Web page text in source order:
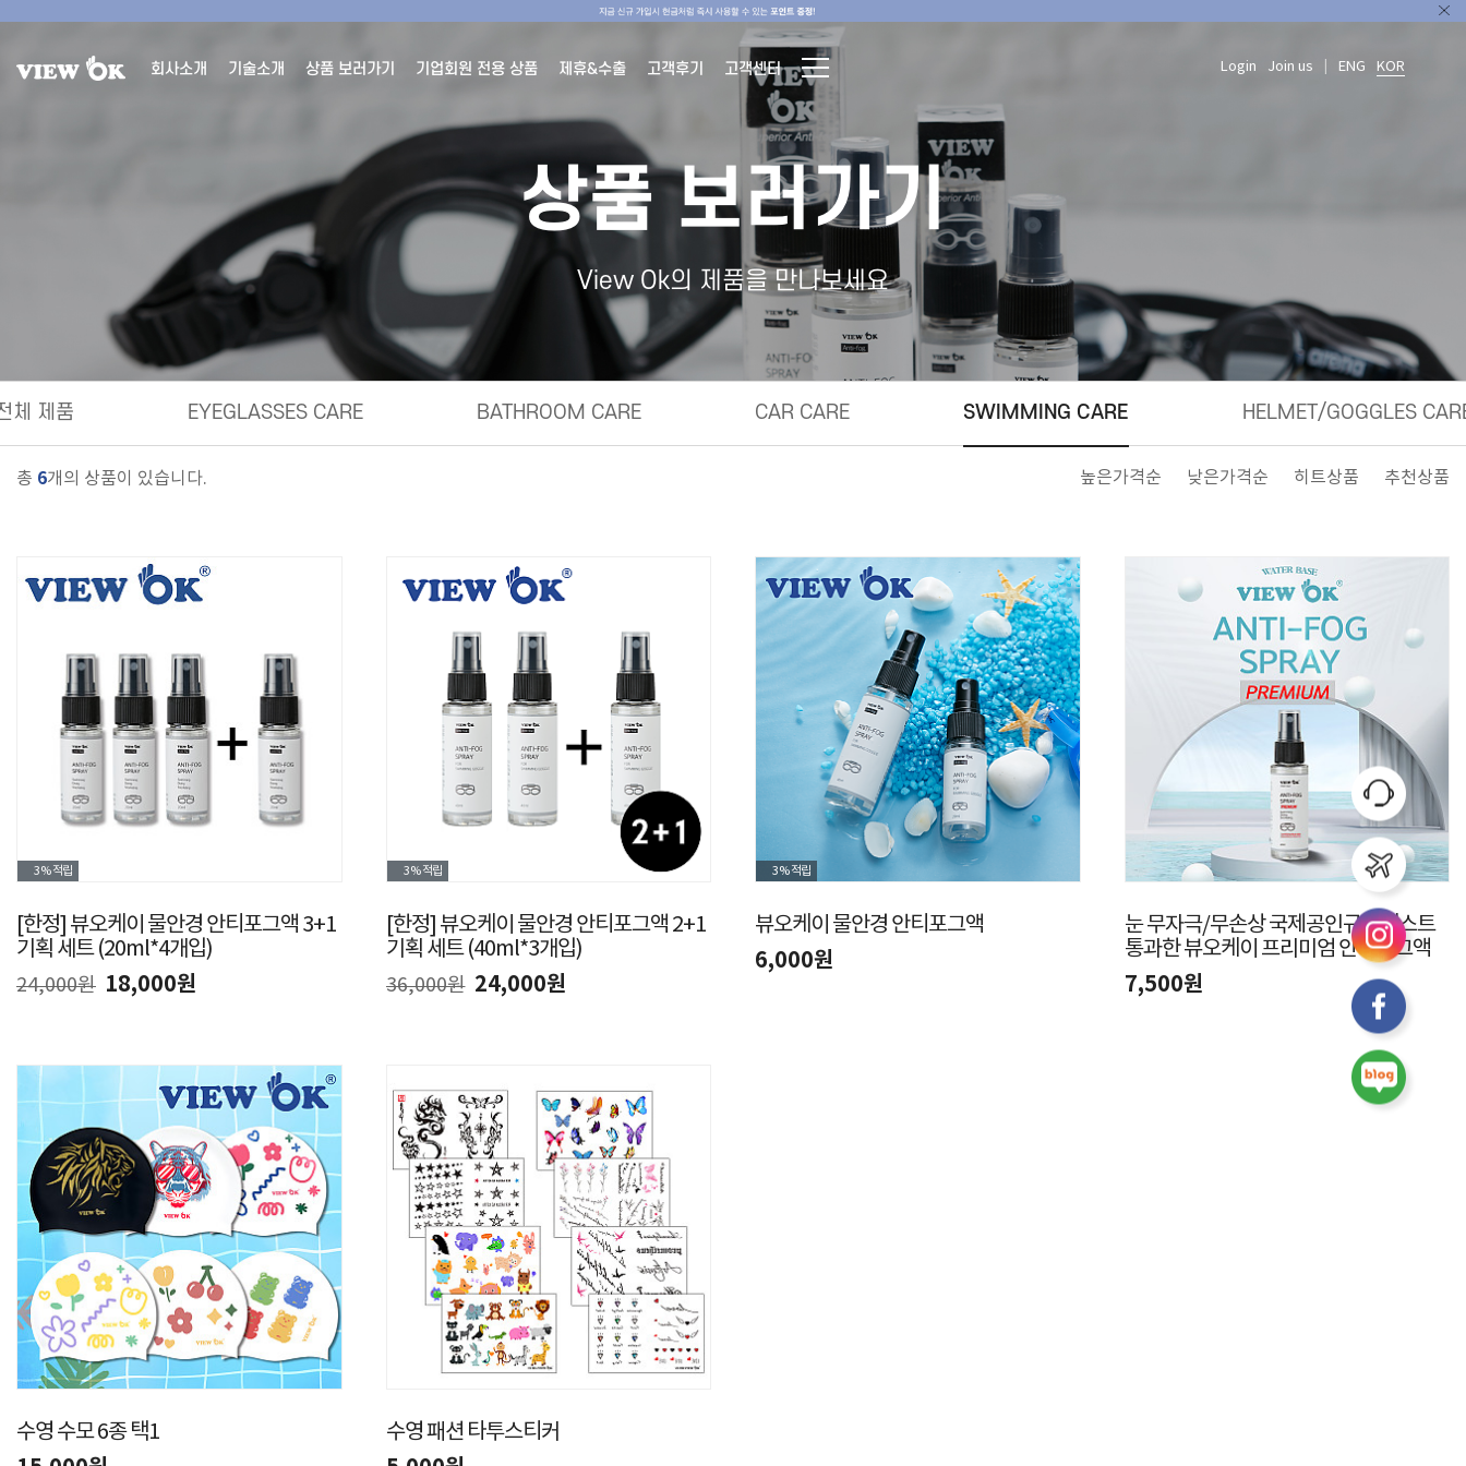
회사소개 기술소개 상품 보러가기 기업회원 전용 상품 제휴&수출 고객후기 고객센터 Login Join us ENG KOR
상품 보러가기
View Ok의 제품을 만나보세요
체 제품 EYEGLASSES CARE BATHROOM CARE CAR CARE SWIMMING CARE HELMET/GOGGLES
총 6개의 상품이 있습니다. 높은가격순 낮은가격순 히트상품 추천상품
3%적립
[한정] 뷰오케이 물안경 안티포그액 3+1
기획 세트 (20ml*4개입)
24,000원 18,000원
3%적립
[한정] 뷰오케이 물안경 안티포그액 2+1
기획 세트 (40ml*3개입)
36,000원 24,000원
3%적립
뷰오케이 물안경 안티포그액
6,000원
눈 무자극/무손상 국제공인규격테스트
통과한 뷰오케이 프리미엄 안티포그액
7,500원
수영 수모 6종 택1 수영 패션 타투스티커